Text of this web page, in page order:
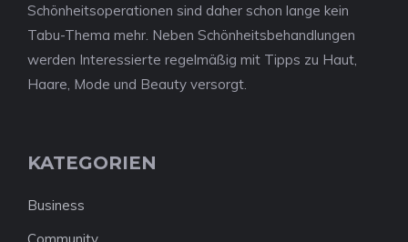
Schönheitsoperationen sind daher schon lange kein
Tabu-Thema mehr. Neben Schönheitsbehandlungen
werden Interessierte regelmäßig mit Tipps zu Haut,
Haare, Mode und Beauty versorgt.
KATEGORIEN
Business